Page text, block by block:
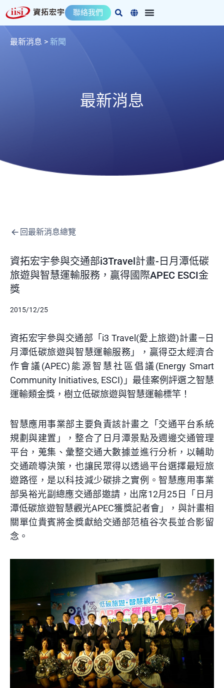
至
主
聯絡我們
最新消息 > 新聞
最新消息
回最新消息總覽
資拓宏宇參與交通部i3Travel計畫-日月潭低碳
旅遊與智慧運輸服務，贏得國際APEC ESCI金
獎
2015/12/25
資拓宏宇參與交通部「i3 Travel(愛上旅遊)計畫—日
月潭低碳旅遊與智慧運輸服務」，贏得亞太經濟合
作會議(APEC)能源智慧社區倡議(Energy Smart
Community Initiatives, ESCI)」最佳案例評選之智慧
運輸類金獎，樹立低碳旅遊與智慧運輸標竿！
智慧應用事業部主要負責該計畫之「交通平台系統
規劃與建置」，整合了日月潭景點及週邊交通管理
平台，蒐集、彙整交通大數據並進行分析，以輔助
交通疏導決策，也讓民眾得以透過平台選擇最短旅
遊路徑，是以科技減少碳排之實例。智慧應用事業
部吳裕光副總應交通部邀請，出席12月25日「日月
潭低碳旅遊智慧觀光APEC獲獎記者會」，與計畫相
關單位貴賓將金獎獻給交通部范植谷次長並合影留
念。